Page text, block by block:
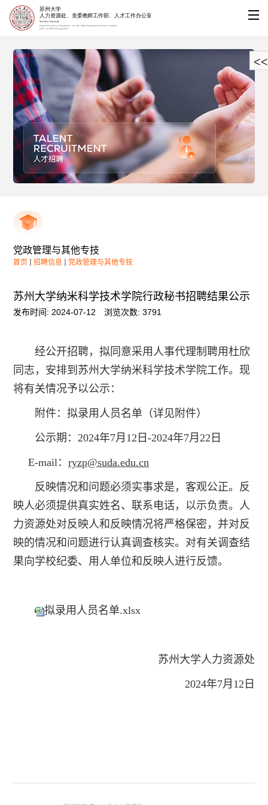
党政管理与其他专技
首页 招聘信息 党政管理与其他专技
苏州大学纳米科学技术学院行政秘书招聘结果公示
发布时间: 2024-07-12 浏览次数: 3791
经公开招聘，拟同意采用人事代理制聘用杜欣
同志，安排到苏州大学纳米科学技术学院工作。现
将有关情况予以公示：
附件：拟录用人员名单（详见附件）
公示期：2024年7月12日-2024年7月22日
E-mail： ryzp@suda.edu.cn
反映情况和问题必须实事求是，客观公正。反
映人必须提供真实姓名、联系电话，以示负责。人
力资源处对反映人和反映情况将严格保密，并对反
映的情况和问题进行认真调查核实。对有关调查结
果向学校纪委、用人单位和反映人进行反馈。
拟录用人员名单.xlsx
苏州大学人力资源处
2024年7月12日
<<